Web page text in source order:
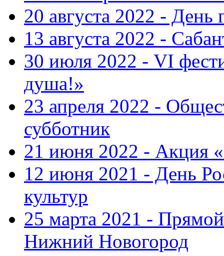
20 августа 2022 - День
13 августа 2022 -
30 июля 2022 - VI
душа!»
23 апреля 2022 -
субботник
21 июня 2022 - Акция
12 июня 2021 - День
культур
25 марта 2021 -
Нижний Новогород